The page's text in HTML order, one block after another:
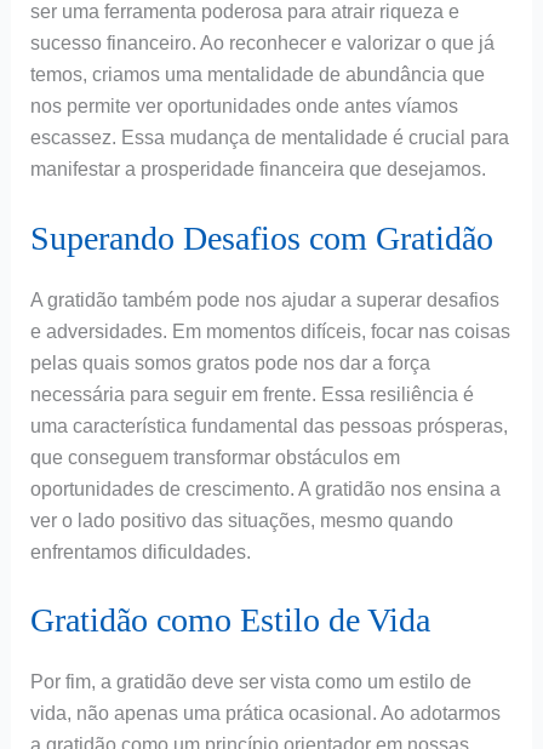
ser uma ferramenta poderosa para atrair riqueza e
sucesso financeiro. Ao reconhecer e valorizar o que já
temos, criamos uma mentalidade de abundância que
nos permite ver oportunidades onde antes víamos
escassez. Essa mudança de mentalidade é crucial para
manifestar a prosperidade financeira que desejamos.
Superando Desafios com Gratidão
A gratidão também pode nos ajudar a superar desafios
e adversidades. Em momentos difíceis, focar nas coisas
pelas quais somos gratos pode nos dar a força
necessária para seguir em frente. Essa resiliência é
uma característica fundamental das pessoas prósperas,
que conseguem transformar obstáculos em
oportunidades de crescimento. A gratidão nos ensina a
ver o lado positivo das situações, mesmo quando
enfrentamos dificuldades.
Gratidão como Estilo de Vida
Por fim, a gratidão deve ser vista como um estilo de
vida, não apenas uma prática ocasional. Ao adotarmos